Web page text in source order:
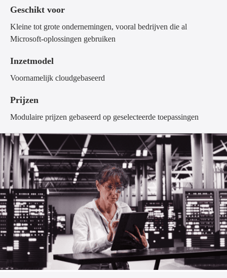
Geschikt voor
Kleine tot grote ondernemingen, vooral bedrijven die al
Microsoft-oplossingen gebruiken
Inzetmodel
Voornamelijk cloudgebaseerd
Prijzen
Modulaire prijzen gebaseerd op geselecteerde toepassingen